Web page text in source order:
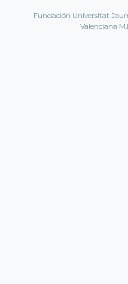
Fundación Universitat
Valenciana